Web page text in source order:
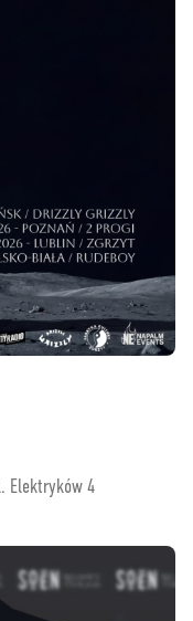
Elektryków 4